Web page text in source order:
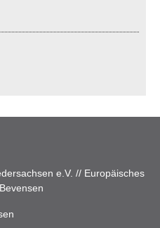
e.V. // Europäisches